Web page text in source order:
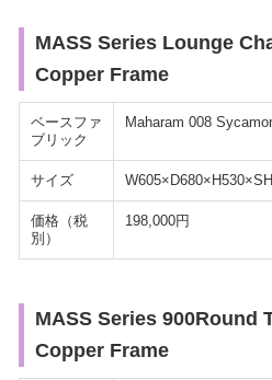
MASS Series Lounge
Copper Frame
ベースファ
ブリック
Maharam 008
サイズ
価格（税
別）
198,000円
MASS Series 900Round
Copper Frame